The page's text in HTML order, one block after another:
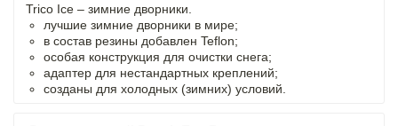
Trico Ice – зимние дворники.
лучшие зимние дворники в мире;
в состав резины добавлен Teflon;
особая конструкция для очистки снега;
адаптер для нестандартных креплений;
созданы для холодных (зимних) условий.